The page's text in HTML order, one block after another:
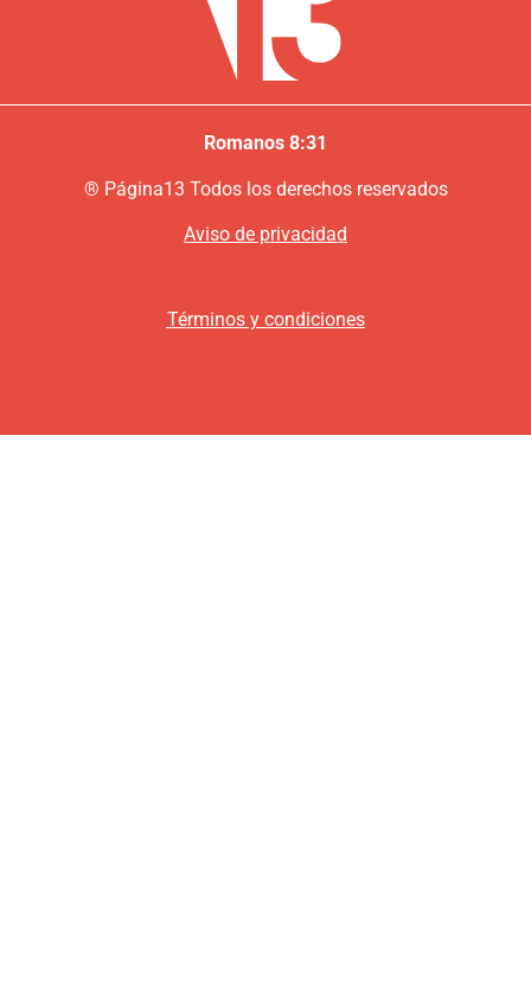
Romanos 8:31
® Página13 Todos los derechos reservados
Aviso de privacidad
Términos y condiciones